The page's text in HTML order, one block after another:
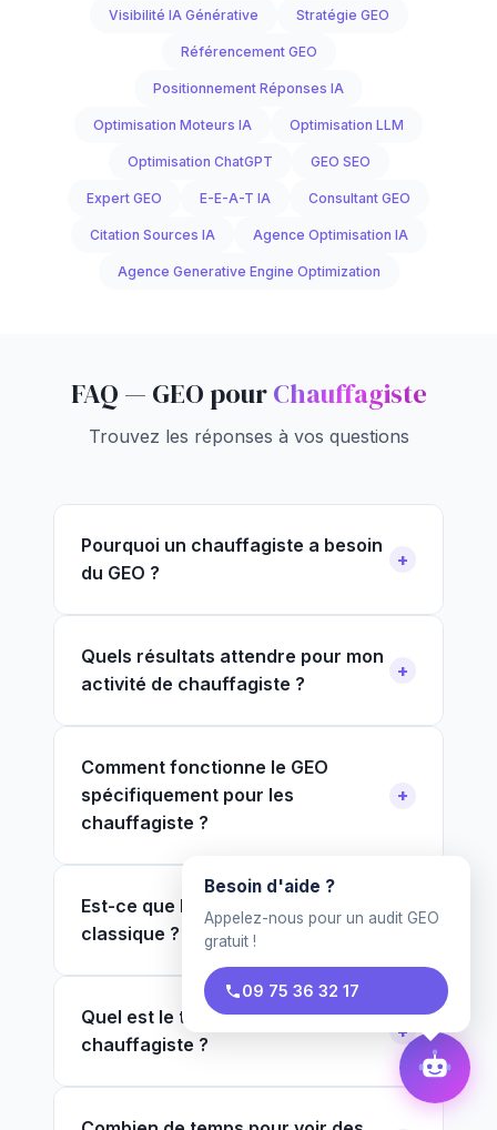
Visibilité IA Générative Stratégie GEO
Référencement GEO
Positionnement Réponses IA
Optimisation Moteurs IA Optimisation LLM
Optimisation ChatGPT GEO SEO
Expert GEO E-E-A-T IA Consultant GEO
Citation Sources IA Agence Optimisation IA
Agence Generative Engine Optimization
FAQ — GEO pourChauffagiste
Trouvez les réponses à vos questions
Pourquoi un chauffagiste a besoin
du GEO ?
Quels résultats attendre pour mon
activité de chauffagiste ?
Comment fonctionne le GEO
spécifiquement pour les
chauffagiste ?
Est-ce que le GEO remplace le SEO
classique ?
Quel est le tarif pour un
chauffagiste ?
Besoin d'aide ?
Appelez-nous pour un audit GEO
gratuit !
09 75 36 32 17